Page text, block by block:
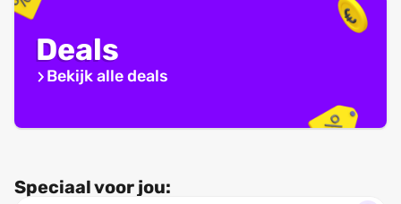
Deals
Bekijk alle deals
Speciaal voor jou: